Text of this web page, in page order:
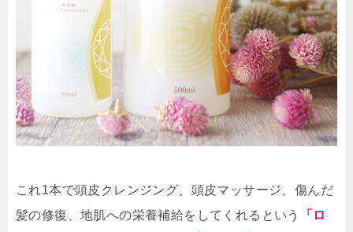
これ1本で頭皮クレンジング、頭皮マッサージ、傷んだ
髪の修復、地肌への栄養補給をしてくれるという
「ロ